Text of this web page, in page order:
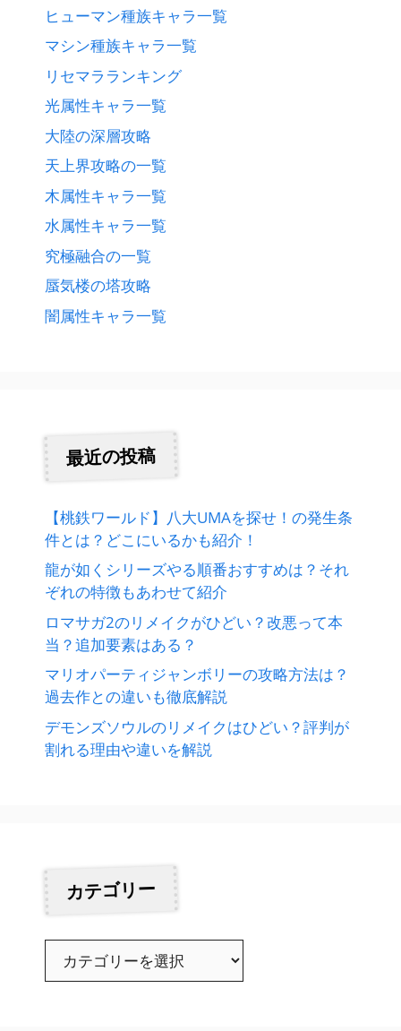
ヒューマン種族キャラ一覧
マシン種族キャラ一覧
リセマラランキング
光属性キャラ一覧
大陸の深層攻略
天上界攻略の一覧
木属性キャラ一覧
水属性キャラ一覧
究極融合の一覧
蜃気楼の塔攻略
闇属性キャラ一覧
最近の投稿
【桃鉄ワールド】八大UMAを探せ！の発生条
件とは？どこにいるかも紹介！
龍が如くシリーズやる順番おすすめは？それ
ぞれの特徴もあわせて紹介
ロマサガ2のリメイクがひどい？改悪って本
当？追加要素はある？
マリオパーティジャンボリーの攻略方法は？
過去作との違いも徹底解説
デモンズソウルのリメイクはひどい？評判が
割れる理由や違いを解説
カテゴリー